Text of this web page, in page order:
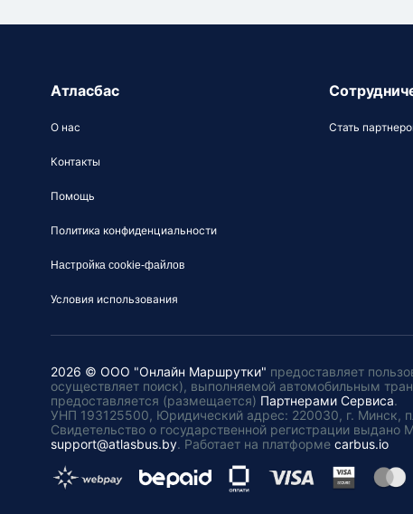
Атласбас
О нас
Контакты
Помощь
Политика конфиденциальности
Настройка cookie-файлов
Условия использования
Стать
2026 © ООО "Онлайн Маршрутки" предоставляет
осуществляет поиск), выполняемой автомобильным
предоставляется (размещается) Партнерами Сервиса.
УНП 193125500, Юридический адрес: 220030, г. Минск,
Свидетельство о государственной регистрации
support@atlasbus.by. Работает на платформе carbus.io